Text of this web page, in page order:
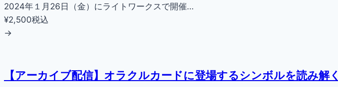
2024年１月26日（金）にライトワークスで開催…
¥2,500税込
→
【アーカイブ配信】オラクルカードに登場するシンボルを読み解く